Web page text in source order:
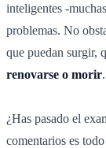
inteligentes -
problemas. No
que puedan surgir,
renovarse o morir.
¿Has pasado el
comentarios es